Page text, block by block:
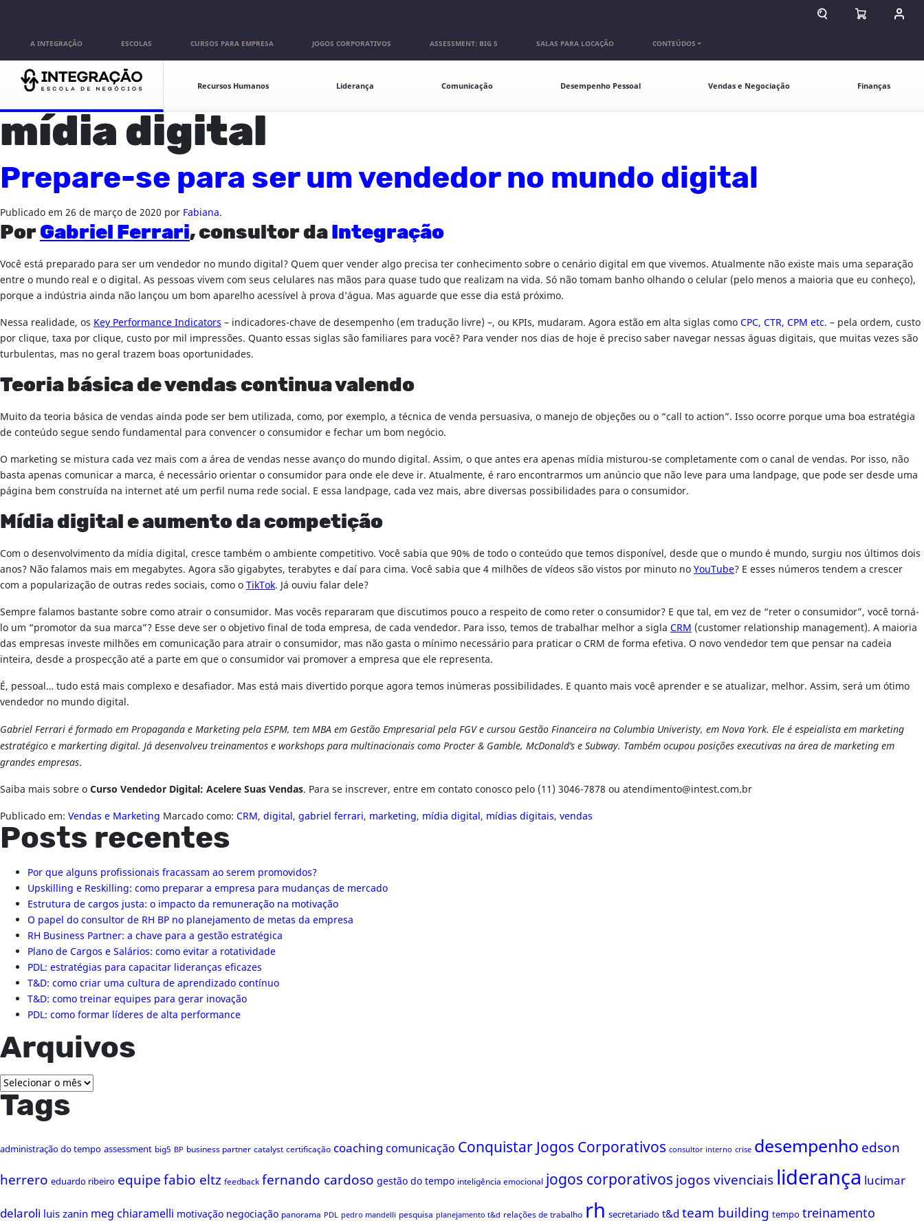
ABRIR CAMPO DE
ABRIR
A INTEGRAÇÃO ESCOLAS CURSOS PARA EMPRESA JOGOS CORPORATIVOS ASSESSMENT: BIG 5 SALAS PARA LOCAÇÃO CONTEÚDOS
Escolas
Recursos Humanos Liderança Comunicação Desempenho Pessoal Vendas e Negociação Finanças
mídia digital
Prepare-se para ser um vendedor no mundo digital
Publicado em 26 de março de 2020 por Fabiana.
Por Gabriel Ferrari, consultor da Integração
Você está preparado para ser um vendedor no mundo digital? Quem quer vender algo precisa ter conhecimento sobre o cenário digital em que vivemos. Atualmente não existe mais uma separação
entre o mundo real e o digital. As pessoas vivem com seus celulares nas mãos para quase tudo que realizam na vida. Só não tomam banho olhando o celular (pelo menos a maioria que eu conheço),
porque a indústria ainda não lançou um bom aparelho acessível à prova d’água. Mas aguarde que esse dia está próximo.
Nessa realidade, os Key Performance Indicators – indicadores-chave de desempenho (em tradução livre) –, ou KPIs, mudaram. Agora estão em alta siglas comoCPC, CTR, CPM etc. – pela ordem, custo
por clique, taxa por clique, custo por mil impressões. Quanto essas siglas são familiares para você? Para vender nos dias de hoje é preciso saber navegar nessas águas digitais, que muitas vezes são
turbulentas, mas no geral trazem boas oportunidades.
Teoria básica de vendas continua valendo
Muito da teoria básica de vendas ainda pode ser bem utilizada, como, por exemplo, a técnica de venda persuasiva, o manejo de objeções ou o “call to action”. Isso ocorre porque uma boa estratégia
de conteúdo segue sendo fundamental para convencer o consumidor e fechar um bom negócio.
O marketing se mistura cada vez mais com a área de vendas nesse avanço do mundo digital. Assim, o que antes era apenas mídia misturou-se completamente com o canal de vendas. Por isso, não
basta apenas comunicar a marca, é necessário orientar o consumidor para onde ele deve ir. Atualmente, é raro encontrarmos um anúncio que não leve para uma landpage, que pode ser desde uma
página bem construída na internet até um perfil numa rede social. E essa landpage, cada vez mais, abre diversas possibilidades para o consumidor.
Mídia digital e aumento da competição
Com o desenvolvimento da mídia digital, cresce também o ambiente competitivo. Você sabia que 90% de todo o conteúdo que temos disponível, desde que o mundo é mundo, surgiu nos últimos dois
anos? Não falamos mais em megabytes. Agora são gigabytes, terabytes e daí para cima. Você sabia que 4 milhões de vídeos são vistos por minuto noYouTube? E esses números tendem a crescer
com a popularização de outras redes sociais, como oTikTok. Já ouviu falar dele?
Sempre falamos bastante sobre como atrair o consumidor. Mas vocês repararam que discutimos pouco a respeito de como reter o consumidor? E que tal, em vez de “reter o consumidor”, você torná-
lo um “promotor da sua marca”? Esse deve ser o objetivo final de toda empresa, de cada vendedor. Para isso, temos de trabalhar melhor a sigla CRM (customer relationship management). A maioria
das empresas investe milhões em comunicação para atrair o consumidor, mas não gasta o mínimo necessário para praticar o CRM de forma efetiva. O novo vendedor tem que pensar na cadeia
inteira, desde a prospecção até a parte em que o consumidor vai promover a empresa que ele representa.
É, pessoal… tudo está mais complexo e desafiador. Mas está mais divertido porque agora temos inúmeras possibilidades. E quanto mais você aprender e se atualizar, melhor. Assim, será um ótimo
vendedor no mundo digital.
Gabriel Ferrari é formado em Propaganda e Marketing pela ESPM, tem MBA em Gestão Empresarial pela FGV e cursou Gestão Financeira na Columbia Univeristy, em Nova York. Ele é espeialista em marketing
estratégico e markerting digital. Já desenvolveu treinamentos e workshops para multinacionais como Procter & Gamble, McDonald’s e Subway. Também ocupou posições executivas na área de marketing em
grandes empresas.
Saiba mais sobre oCurso Vendedor Digital: Acelere Suas Vendas. Para se inscrever, entre em contato conosco pelo (11) 3046-7878 ou atendimento@intest.com.br
Publicado em: Vendas e Marketing Marcado como: CRM, digital, gabriel ferrari, marketing, mídia digital, mídias digitais, vendas
Posts recentes
Por que alguns profissionais fracassam ao serem promovidos?
Upskilling e Reskilling: como preparar a empresa para mudanças de mercado
Estrutura de cargos justa: o impacto da remuneração na motivação
O papel do consultor de RH BP no planejamento de metas da empresa
RH Business Partner: a chave para a gestão estratégica
Plano de Cargos e Salários: como evitar a rotatividade
PDL: estratégias para capacitar lideranças eficazes
T&D: como criar uma cultura de aprendizado contínuo
T&D: como treinar equipes para gerar inovação
PDL: como formar líderes de alta performance
Arquivos
Arquivos
Tags
administração do tempo assessment big5 BP business partner catalyst certificação coaching comunicação Conquistar Jogos Corporativos consultor interno crise desempenho edson
herrero eduardo ribeiro equipefabio eltz feedback fernando cardoso gestão do tempo inteligência emocional jogos corporativos jogos vivenciais liderança lucimar
delaroli luis zanin meg chiaramelli motivação negociação panorama PDL pedro mandelli pesquisa planejamento t&d relações de trabalho rh secretariado t&d team building tempo treinamento